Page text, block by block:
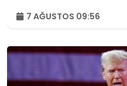
7 AĞUSTOS 09:56